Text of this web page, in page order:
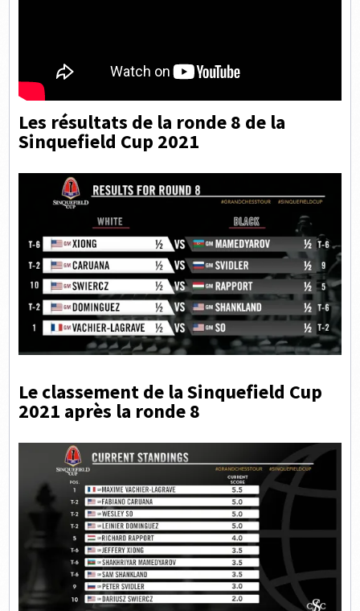
Les résultats de la ronde 8 de la
Sinquefield Cup 2021
Le classement de la Sinquefield Cup
2021 après la ronde 8